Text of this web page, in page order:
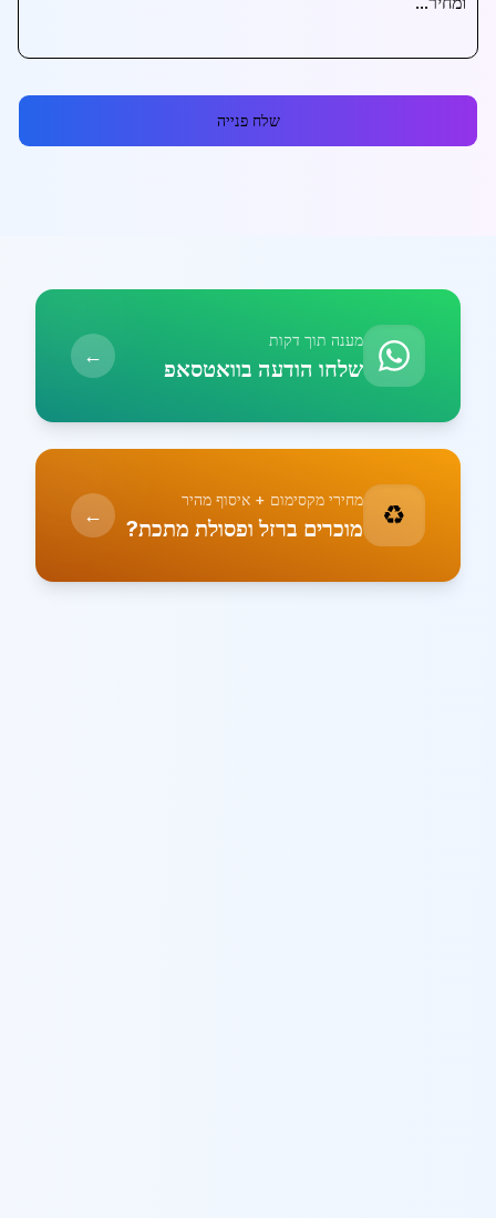
שלח פנייה
מענה תוך דקות
שלחו הודעה בוואטסאפ ←
♻️ מחירי מקסימום + איסוף מהיר
מוכרים ברזל ופסולת מתכת? ←